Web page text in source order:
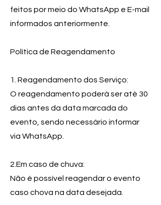
feitos por meio do WhatsApp e E-mail
informados anteriormente.
Política de Reagendamento
1. Reagendamento dos Serviço:
O reagendamento poderá ser até 30
dias antes da data marcada do
evento, sendo necessário informar
via WhatsApp.
2.Em caso de chuva:
Não é possível reagendar o evento
caso chova na data desejada.